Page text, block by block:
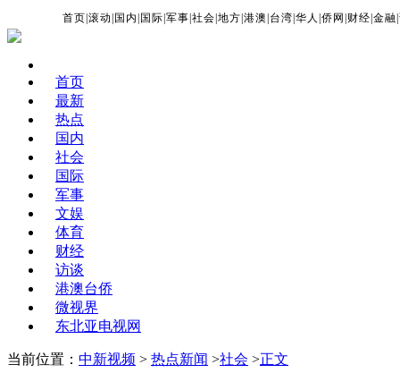
首页 |滚动 国内 国际 |军事 |社会 |地方 |港澳 台湾 |华人 |侨网 财经 |金融 |
首页
最新
热点
国内
社会
国际
军事
文娱
体育
财经
访谈
港澳台侨
微视界
东北亚电视网
当前位置： 中新视频 > 热点新闻 >社会 >正文